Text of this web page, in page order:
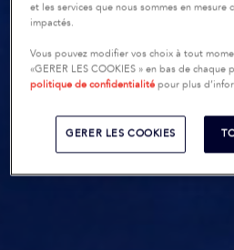
et les services que nous sommes en
impactés.
Vous pouvez modifier vos choix à tout
«GERER LES COOKIES » en bas de
politique de confidentialité pour plus
GERER LES COOKIES